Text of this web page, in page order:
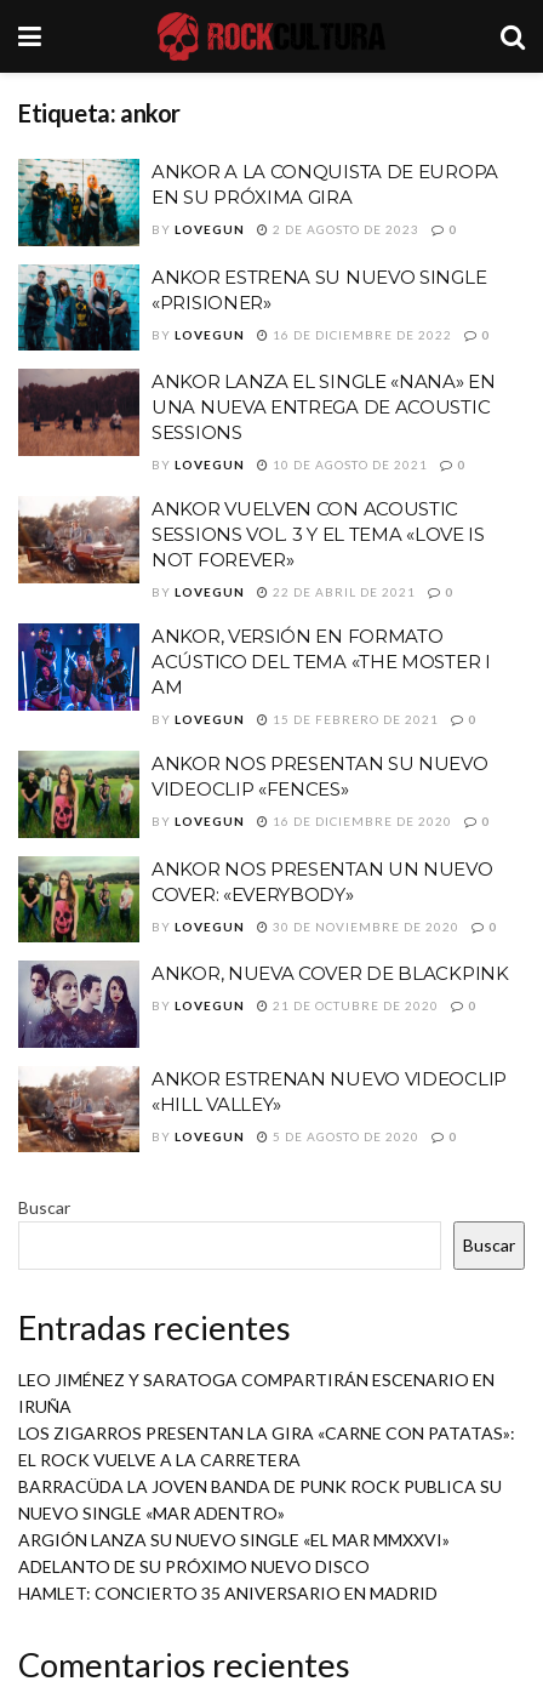
Etiqueta: ankor
ANKOR A LA CONQUISTA DE EUROPA
EN SU PRÓXIMA GIRA
BY LOVEGUN 2 DE AGOSTO DE 2023 0
ANKOR ESTRENA SU NUEVO SINGLE
«PRISIONER»
BY LOVEGUN 16 DE DICIEMBRE DE 2022 0
ANKOR LANZA EL SINGLE «NANA» EN
UNA NUEVA ENTREGA DE ACOUSTIC
SESSIONS
BY LOVEGUN 10 DE AGOSTO DE 2021 0
ANKOR VUELVEN CON ACOUSTIC
SESSIONS VOL. 3 Y EL TEMA «LOVE IS
NOT FOREVER»
BY LOVEGUN 22 DE ABRIL DE 2021 0
ANKOR, VERSIÓN EN FORMATO
ACÚSTICO DEL TEMA «THE MOSTER I
AM
BY LOVEGUN 15 DE FEBRERO DE 2021 0
ANKOR NOS PRESENTAN SU NUEVO
VIDEOCLIP «FENCES»
BY LOVEGUN 16 DE DICIEMBRE DE 2020 0
ANKOR NOS PRESENTAN UN NUEVO
COVER: «EVERYBODY»
BY LOVEGUN 30 DE NOVIEMBRE DE 2020 0
ANKOR, NUEVA COVER DE BLACKPINK
BY LOVEGUN 21 DE OCTUBRE DE 2020 0
ANKOR ESTRENAN NUEVO VIDEOCLIP
«HILL VALLEY»
BY LOVEGUN 5 DE AGOSTO DE 2020 0
Buscar
Buscar
Entradas recientes
LEO JIMÉNEZ Y SARATOGA COMPARTIRÁN ESCENARIO EN
IRUÑA
LOS ZIGARROS PRESENTAN LA GIRA «CARNE CON PATATAS»:
EL ROCK VUELVE A LA CARRETERA
BARRACÜDA LA JOVEN BANDA DE PUNK ROCK PUBLICA SU
NUEVO SINGLE «MAR ADENTRO»
ARGIÓN LANZA SU NUEVO SINGLE «EL MAR MMXXVI»
ADELANTO DE SU PRÓXIMO NUEVO DISCO
HAMLET: CONCIERTO 35 ANIVERSARIO EN MADRID
Comentarios recientes